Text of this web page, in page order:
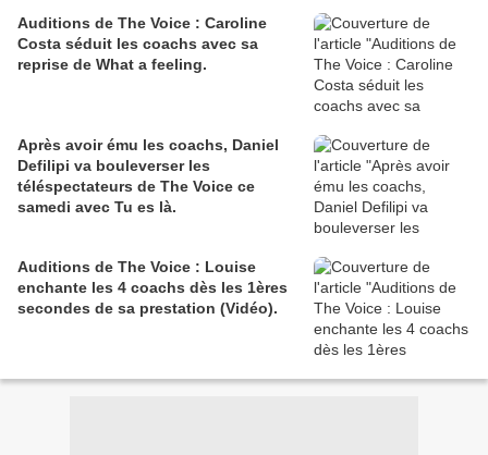
Auditions de The Voice : Caroline
Costa séduit les coachs avec sa
reprise de What a feeling.
Après avoir ému les coachs, Daniel
Defilipi va bouleverser les
téléspectateurs de The Voice ce
samedi avec Tu es là.
Auditions de The Voice : Louise
enchante les 4 coachs dès les 1ères
secondes de sa prestation (Vidéo).